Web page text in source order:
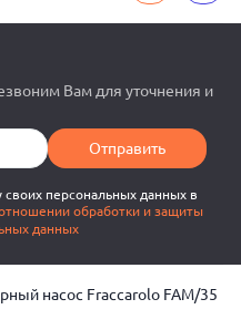
Вам для уточнения и
Отправить
своих персональных данных в
обработки и защиты
данных
насос Fraccarolo FAM/35